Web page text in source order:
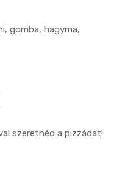
gomba, hagyma,
szeretnéd a pizzádat!